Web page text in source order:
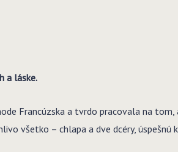
a láske.
Francúzska a tvrdo pracovala na
všetko – chlapa a dve dcéry, úspešnú